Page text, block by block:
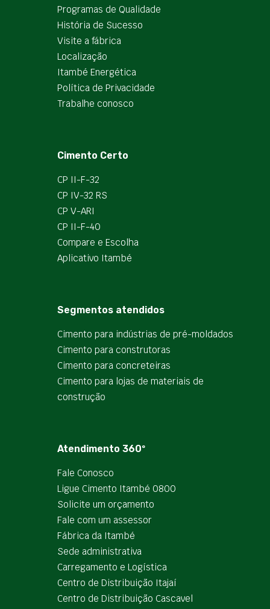
Programas de Qualidade
História de Sucesso
Visite a fábrica
Localização
Itambé Energética
Política de Privacidade
Trabalhe conosco
Cimento Certo
CP II-F-32
CP IV-32 RS
CP V-ARI
CP II-F-40
Compare e Escolha
Aplicativo Itambé
Segmentos atendidos
Cimento para indústrias de pré-moldados
Cimento para construtoras
Cimento para concreteiras
Cimento para lojas de materiais de
construção
Atendimento 360º
Fale Conosco
Ligue Cimento Itambé 0800
Solicite um orçamento
Fale com um assessor
Fábrica da Itambé
Sede administrativa
Carregamento e Logística
Centro de Distribuição Itajaí
Centro de Distribuição Cascavel